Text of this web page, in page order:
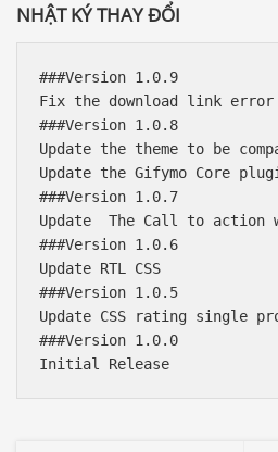
NHẬT KÝ THAY ĐỔI
###Version 1.0.9
Fix the download link
###Version 1.0.8
Update the theme to be
Update the Gifymo Core
###Version 1.0.7
Update  The Call to
###Version 1.0.6
Update RTL CSS
###Version 1.0.5
Update CSS rating single
###Version 1.0.0